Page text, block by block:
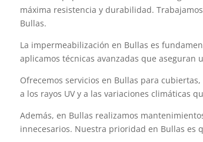
máxima resistencia y durabilidad.
Bullas.
La impermeabilización en Bullas es
aplicamos técnicas avanzadas que
Ofrecemos servicios en Bullas para
a los rayos UV y a las variaciones climáticas
Además, en Bullas realizamos
innecesarios. Nuestra prioridad en Bullas es